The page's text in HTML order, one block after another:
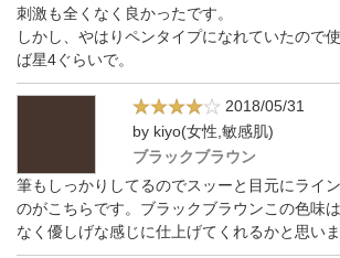
刺激も全くなく良かったです。
しかし、やはりペンタイプになれていたので
ば星4ぐらいで。
2018/05/31
by kiyo(女性,敏感肌)
ブラックブラウン
筆もしっかりしてるのでスッーと目元にライ
のがこちらです。ブラックブラウンこの色味
なく優しげな感じに仕上げてくれるかと思いま